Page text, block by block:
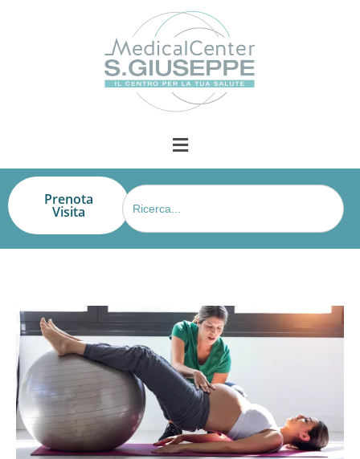
Prenota
Visita
Search
for: